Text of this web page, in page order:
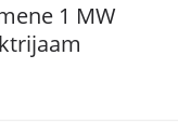
1 MW